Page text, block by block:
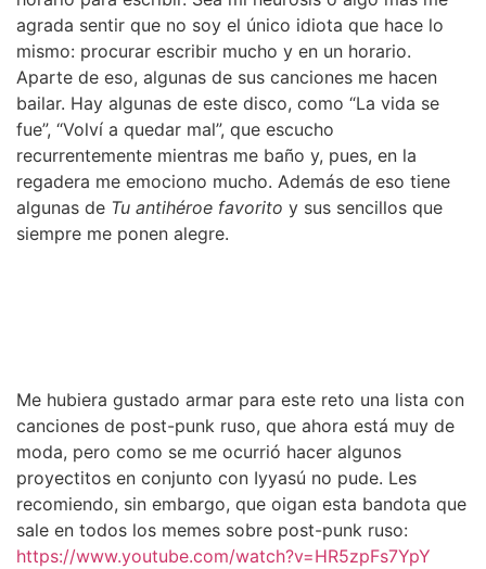
agrada sentir que no soy el único idiota que hace lo
mismo: procurar escribir mucho y en un horario.
Aparte de eso, algunas de sus canciones me hacen
bailar. Hay algunas de este disco, como “La vida se
fue”, “Volví a quedar mal”, que escucho
recurrentemente mientras me baño y, pues, en la
regadera me emociono mucho. Además de eso tiene
algunas de Tu antihéroe favorito y sus sencillos que
siempre me ponen alegre.
Me hubiera gustado armar para este reto una lista con
canciones de post-punk ruso, que ahora está muy de
moda, pero como se me ocurrió hacer algunos
proyectitos en conjunto con Iyyasú no pude. Les
recomiendo, sin embargo, que oigan esta bandota que
sale en todos los memes sobre post-punk ruso:
https://www.youtube.com/watch?v=HR5zpFs7YpY